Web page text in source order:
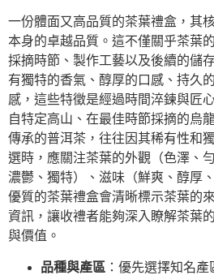
一份體面又高品質的茶葉禮盒，其
本身的卓越品質。這不僅關乎茶葉
採摘時節、製作工藝以及後續的儲
有獨特的香氣、醇厚的口感、持久
感，這些特徵是經過時間淬鍊與匠
自特定高山、在最佳時節採摘的烏
傳承的普洱茶，往往因其稀有性和
選時，應關注茶葉的外觀（色澤、
濃鬱、獨特）、滋味（鮮爽、醇厚
優質的茶葉禮盒會清晰標示茶葉的
資訊，讓收禮者能夠深入瞭解茶葉
與價值。
品種與產區 ：優先選擇知名